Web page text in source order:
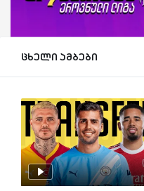
ცხელი ამბები